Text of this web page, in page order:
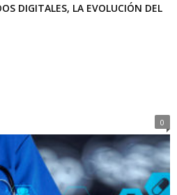
DIGITALES, LA EVOLUCIÓN DEL
0